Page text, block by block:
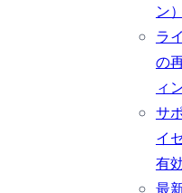
ン）
ラ
の
ィ
サ
イ
有
最